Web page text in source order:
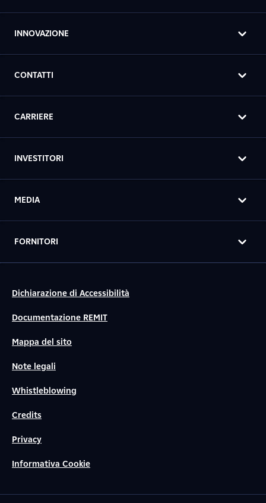
INNOVAZIONE
CONTATTI
CARRIERE
INVESTITORI
MEDIA
FORNITORI
Dichiarazione di Accessibilità
Documentazione REMIT
Mappa del sito
Note legali
Whistleblowing
Credits
Privacy
Informativa Cookie